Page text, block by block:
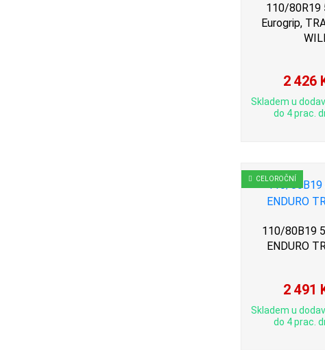
110/80R19
Eurogrip,
2 426
Skladem u
do 4 prac.
CELOROČNÍ
110/80B19
ENDURO
2 491
Skladem u
do 4 prac.